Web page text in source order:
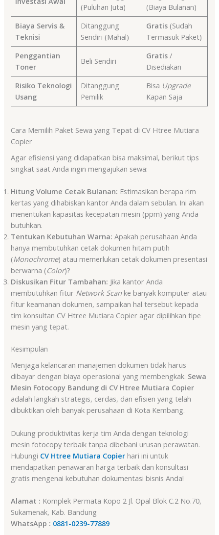
(Puluhan Juta)
(Biaya Bulanan)
Biaya Servis &
Teknisi
Ditanggung
Sendiri (Mahal)
Gratis(Sudah
Termasuk Paket)
Penggantian
Toner
Beli Sendiri
Gratis/
Disediakan
Risiko Teknologi
Usang
Ditanggung
Pemilik
Bisa Upgrade
Kapan Saja
Cara Memilih Paket Sewa yang Tepat di CV Htree Mutiara
Copier
Agar efisiensi yang didapatkan bisa maksimal, berikut tips
singkat saat Anda ingin mengajukan sewa:
Hitung Volume Cetak Bulanan: Estimasikan berapa rim
kertas yang dihabiskan kantor Anda dalam sebulan. Ini akan
menentukan kapasitas kecepatan mesin (ppm) yang Anda
butuhkan.
Tentukan Kebutuhan Warna: Apakah perusahaan Anda
hanya membutuhkan cetak dokumen hitam putih
(Monochrome) atau memerlukan cetak dokumen presentasi
berwarna (Color)?
Diskusikan Fitur Tambahan: Jika kantor Anda
membutuhkan fitur Network Scan ke banyak komputer atau
fitur keamanan dokumen, sampaikan hal tersebut kepada
tim konsultan CV Htree Mutiara Copier agar dipilihkan tipe
mesin yang tepat.
Kesimpulan
Menjaga kelancaran manajemen dokumen tidak harus
dibayar dengan biaya operasional yang membengkak. Sewa
Mesin Fotocopy Bandung di CV Htree Mutiara Copier
adalah langkah strategis, cerdas, dan efisien yang telah
dibuktikan oleh banyak perusahaan di Kota Kembang.
Dukung produktivitas kerja tim Anda dengan teknologi
mesin fotocopy terbaik tanpa dibebani urusan perawatan.
Hubungi CV Htree Mutiara Copier hari ini untuk
mendapatkan penawaran harga terbaik dan konsultasi
gratis mengenai kebutuhan dokumentasi bisnis Anda!
Alamat : Komplek Permata Kopo 2 Jl. Opal Blok C.2 No.70,
Sukamenak, Kab. Bandung
WhatsApp : 0881-0239-77889